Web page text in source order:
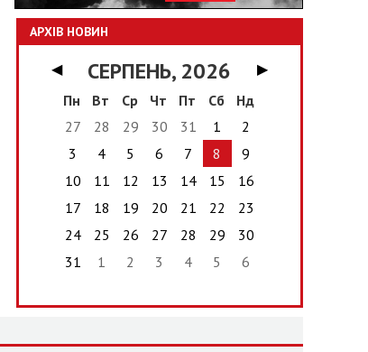
АРХІВ НОВИН
◀ СЕРПЕНЬ, 2026
▶
Пн
Вт Ср Чт Пт Сб
Нд
27
28 29 30 31 1
2
3
4 5 6 7 8
9
10
11 12 13 14 15
16
17
18 19 20 21 22
23
24
25 26 27 28 29
30
31
1 2 3 4 5 6